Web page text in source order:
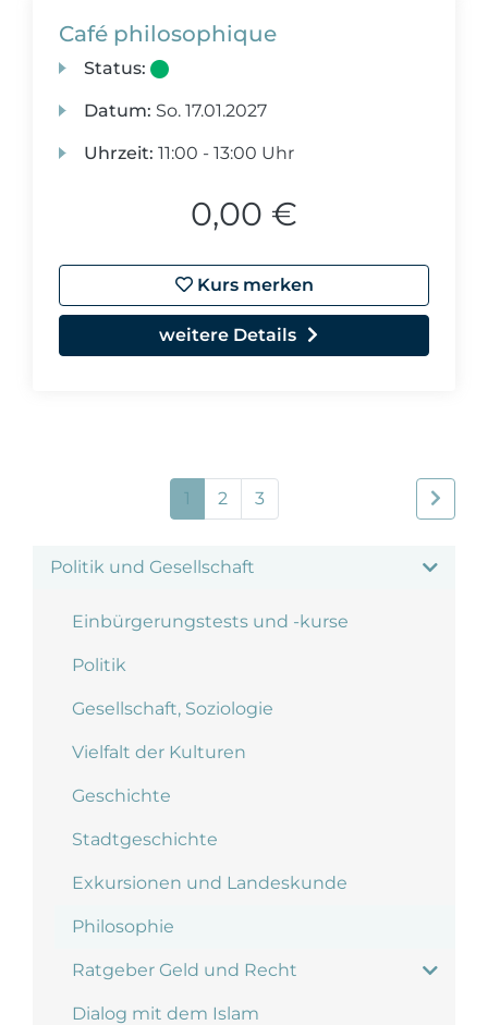
Politik und Gesellschaft
Einbürgerungstests und -kurse
Politik
Gesellschaft, Soziologie
Vielfalt der Kulturen
Geschichte
Stadtgeschichte
Exkursionen und Landeskunde
Philosophie
Ratgeber Geld und Recht
Dialog mit dem Islam
Café philosophique
Status:
Datum: So. 17.01.2027
Uhrzeit: 11:00 - 13:00 Uhr
0,00 €
Kurs merken
weitere Details
1 2 3